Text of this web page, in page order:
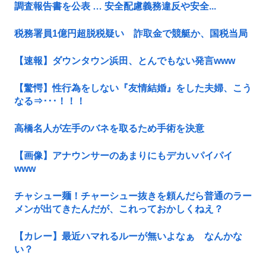
調査報告書を公表 … 安全配慮義務違反や安全...
税務署員1億円超脱税疑い 詐取金で競艇か、国税当局
【速報】ダウンタウン浜田、とんでもない発言www
【驚愕】性行為をしない『友情結婚』をした夫婦、こう
なる⇒･･･！！！
高橋名人が左手のバネを取るため手術を決意
【画像】アナウンサーのあまりにもデカいパイパイ
www
チャシュー麺！チャーシュー抜きを頼んだら普通のラー
メンが出てきたんだが、これっておかしくねえ？
【カレー】最近ハマれるルーが無いよなぁ なんかな
い？